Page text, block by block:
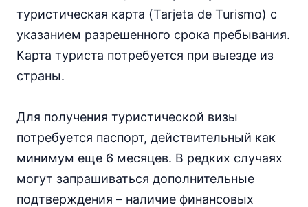
туристическая карта (Tarjeta de Turismo) с
указанием разрешенного срока пребывания.
Карта туриста потребуется при выезде из
страны.
Для получения туристической визы
потребуется паспорт, действительный как
минимум еще 6 месяцев. В редких случаях
могут запрашиваться дополнительные
подтверждения – наличие финансовых